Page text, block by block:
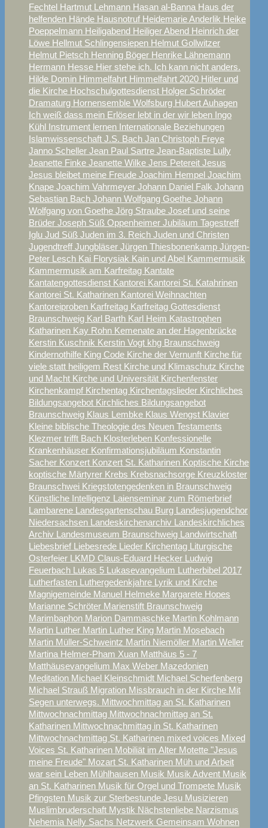
Fechtel Hartmut Lehmann Hasan al-Banna Haus der
helfenden Hände Hausnotruf Heidemarie Anderlik Heike
Poeppelmann Heiligabend Heiliger Abend Heinrich der
Löwe Hellmut Schlingensiepen Helmut Gollwitzer
Helmut Pietsch Henning Böger Henrike Lähnemann
Hermann Hesse Hier stehe ich. Ich kann nicht anders.
Hilde Domin Himmelfahrt Himmelfahrt 2020 Hitler und
die Kirche Hochschulgottesdienst Holger Schröder
Dramaturg Hornensemble Wolfsburg Hubert Auhagen
Ich weiß dass mein Erlöser lebt in der wir leben Ingo
Kühl Instrument lernen Internationale Beziehungen
Islamwissenschaft J.S. Bach Jan Christoph Freye
Janno Scheller Jean Paul Sartre Jean-Baptiste Lully
Jeanette Finke Jeanette Wilke Jens Petereit Jesus
Jesus bleibet meine Freude Joachim Hempel Joachim
Knape Joachim Vahrmeyer Johann Daniel Falk Johann
Sebastian Bach Johann Wolfgang Goethe Johann
Wolfgang von Goethe Jörg Straube Josef und seine
Brüder Joseph Süß Oppenheimer Jubiläum Tagestreff
Iglu Jud Süß Juden im 3. Reich Juden und Christen
Jugendtreff Jungbläser Jürgen Thiesbonenkamp Jürgen-
Peter Lesch Kai Florysiak Kain und Abel Kammermusik
Kammermusik am Karfreitag Kantate
Kantatengottesdienst Kantorei Kantorei St. Katahrinen
Kantorei St. Katharinen Kantorei Weihnachten
Kantoreiproben Karfreitag Karfreitag Gottesdienst
Braunschweig Karl Barth Karl Heim Katastrophen
Katharinen Kay Rohn Kemenate an der Hagenbrücke
Kerstin Kuschnik Kerstin Vogt khg Braunschweig
Kindernothilfe King Code Kirche der Vernunft Kirche für
viele statt heiligem Rest Kirche und Klimaschutz Kirche
und Macht Kirche und Universität Kirchenfenster
Kirchenkampf Kirchentag Kirchentagslieder Kirchliches
Bildungsangebot Kirchliches Bildungsangebot
Braunschweig Klaus Lembke Klaus Wengst Klavier
Kleine biblische Theologie des Neuen Testaments
Klezmer trifft Bach Klosterleben Konfessionelle
Krankenhäuser Konfirmationsjubiläum Konstantin
Sacher Konzert Konzert St. Katharinen Koptische Kirche
koptische Märtyrer Krebs Krebsnachsorge Kreuzkloster
Braunschwei Kriegstotengedenken in Braunschweig
Künstliche Intelligenz Laienseminar zum Römerbrief
Lambarene Landesgartenschau Burg Landesjugendchor
Niedersachsen Landeskirchenarchiv Landeskirchliches
Archiv Landesmuseum Braunschweig Landwirtschaft
Liebesbrief Liebesrede Lieder Kirchentag Liturgische
Osterfeier LKMD Claus-Eduard Hecker Ludwig
Feuerbach Lukas 5 Lukasevangelium Lutherbibel 2017
Lutherfasten Luthergedenkjahre Lyrik und Kirche
Magnigemeinde Manuel Helmeke Margarete Hopes
Marianne Schröter Marienstift Braunschweig
Marimbaphon Marion Dammaschke Martin Kohlmann
Martin Luther Martin Luther King Martin Mosebach
Martin Müller-Schweintz Martin Niemöller Martin Weller
Martina Helmer-Pham Xuan Matthäus 5 - 7
Matthäusevangelium Max Weber Mazedonien
Meditation Michael Kleinschmidt Michael Scherfenberg
Michael Strauß Migration Missbrauch in der Kirche Mit
Segen unterwegs. Mittwochmittag an St. Katharinen
Mittwochnachmittag Mittwochnachmittag an St.
Katharinen Mittwochnachmittag in St. Katharinen
Mittwochnachmittag St. Katharinen mixed voices Mixed
Voices St. Katharinen Mobiliät im Alter Motette "Jesus
meine Freude" Mozart St. Katharinen Müh und Arbeit
war sein Leben Mühlhausen Musik Musik Advent Musik
an St. Katharinen Musik für Orgel und Trompete Musik
Pfingsten Musik zur Sterbestunde Jesu Musizieren
Muslimbruderschaft Mystik Nächstenliebe Narzismus
Nehemia Nelly Sachs Netzwerk Gemeinsam Wohnen